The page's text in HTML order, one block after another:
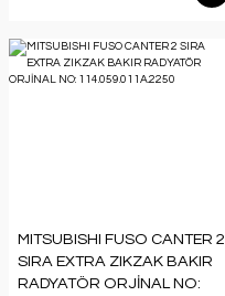
MITSUBISHI FUSO CANTER 2
SIRA EXTRA ZIKZAK BAKIR
RADYATÖR ORJİNAL NO: